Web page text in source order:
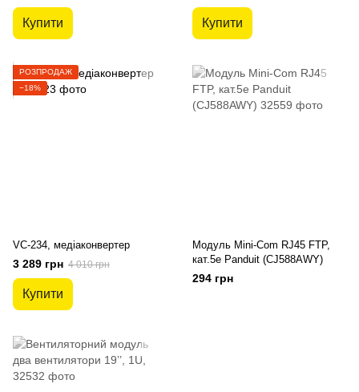
Купити Купити
РОЗПРОДАЖ
−18%
VC-234, медіаконвертер
3 289 грн 4 010 грн
Купити
Модуль Mini-Com RJ45 FTP,
кат.5е Panduit (CJ588AWY)
294 грн